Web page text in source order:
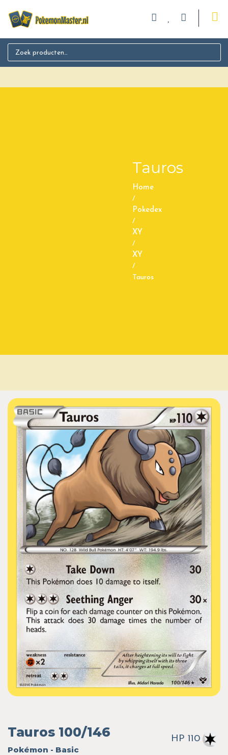
Search for:
Tauros
Home
/
Pokedex
/
XY
/
XY
/
Tauros
Tauros 100/146
Pokémon - Basic
HP 110